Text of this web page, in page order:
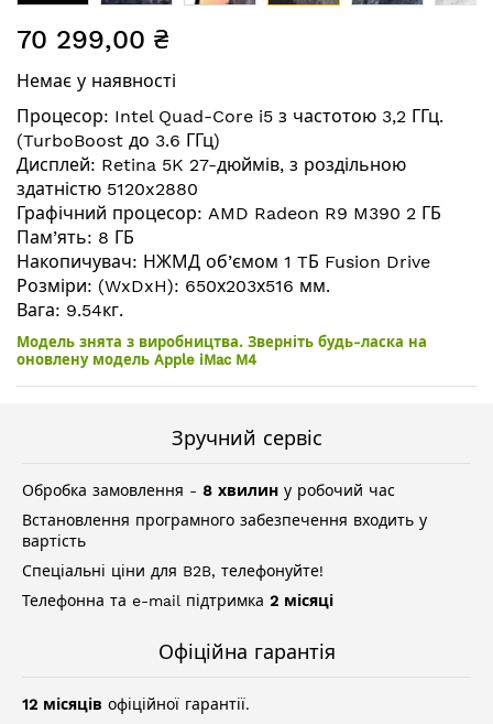
до
галереї
зображень
70 299,00 ₴
Немає у наявності
Процесор: Intel Quad-Core i5 з частотою 3,2 ГГц.
(TurboBoost до 3.6 ГГц)
Дисплей: Retina 5K 27-дюймів, з роздільною
здатністю 5120x2880
Графічний процесор: AMD Radeon R9 M390 2 ГБ
Пам’ять: 8 ГБ
Накопичувач: НЖМД об’ємом 1 TБ Fusion Drive
Розміри: (WxDxH): 650х203х516 мм.
Вага: 9.54кг.
Модель знята з виробництва. Зверніть будь-ласка на
оновлену модель Apple iMac M4
Зручний сервіс
Обробка замовлення - 8 хвилин у робочий час
Встановлення програмного забезпечення входить у
вартість
Спеціальні ціни для B2B, телефонуйте!
Телефонна та e-mail підтримка 2 місяці
Офіційна гарантія
12 місяців офіційної гарантії.